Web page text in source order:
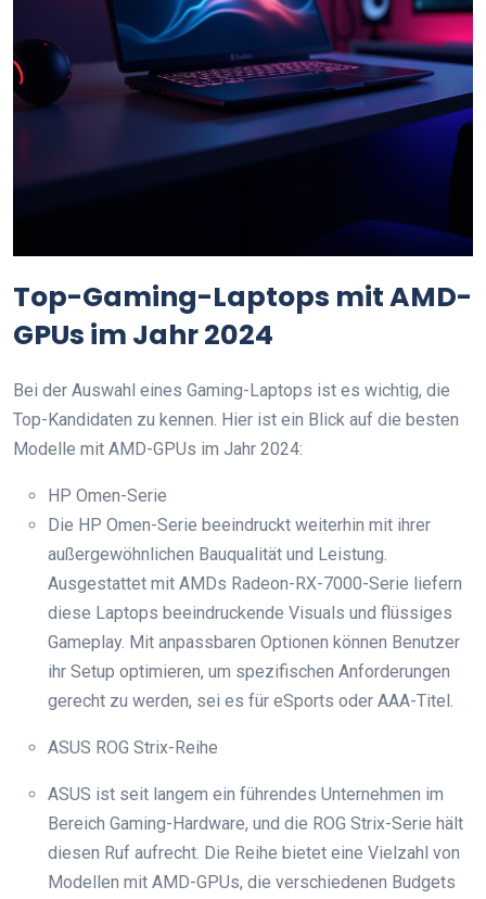
Top-Gaming-Laptops mit AMD-
GPUs im Jahr 2024
Bei der Auswahl eines Gaming-Laptops ist es wichtig, die
Top-Kandidaten zu kennen. Hier ist ein Blick auf die besten
Modelle mit AMD-GPUs im Jahr 2024:
HP Omen-Serie
Die HP Omen-Serie beeindruckt weiterhin mit ihrer
außergewöhnlichen Bauqualität und Leistung.
Ausgestattet mit AMDs Radeon-RX-7000-Serie liefern
diese Laptops beeindruckende Visuals und flüssiges
Gameplay. Mit anpassbaren Optionen können Benutzer
ihr Setup optimieren, um spezifischen Anforderungen
gerecht zu werden, sei es für eSports oder AAA-Titel.
ASUS ROG Strix-Reihe
ASUS ist seit langem ein führendes Unternehmen im
Bereich Gaming-Hardware, und die ROG Strix-Serie hält
diesen Ruf aufrecht. Die Reihe bietet eine Vielzahl von
Modellen mit AMD-GPUs, die verschiedenen Budgets